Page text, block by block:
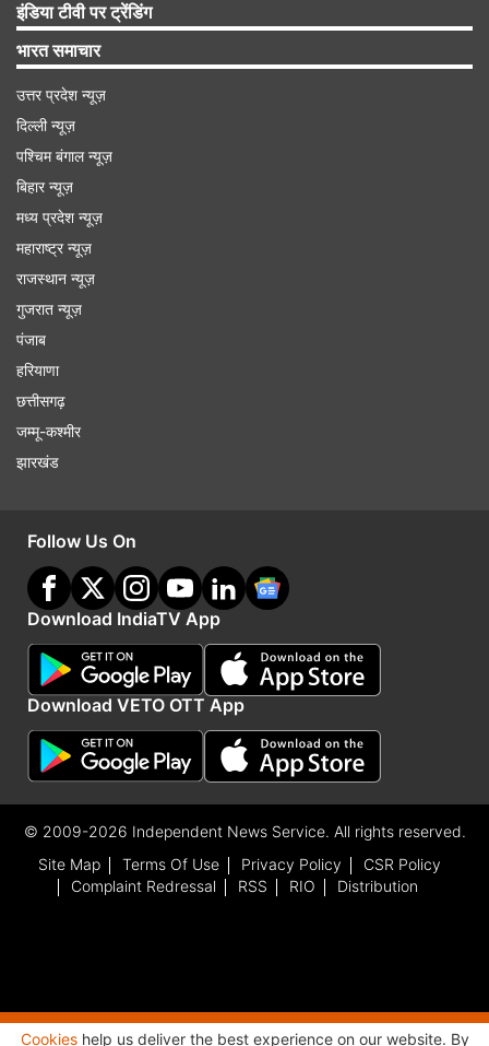
इंडिया टीवी पर ट्रेंडिंग
भारत समाचार
उत्तर प्रदेश न्यूज़
दिल्ली न्यूज़
पश्चिम बंगाल न्यूज़
बिहार न्यूज़
मध्य प्रदेश न्यूज़
महाराष्ट्र न्यूज़
राजस्थान न्यूज़
गुजरात न्यूज़
पंजाब
हरियाणा
छत्तीसगढ़
जम्मू-कश्मीर
झारखंड
Follow Us On
Download IndiaTV App
Download VETO OTT App
© 2009-2026 Independent News Service. All rights reserved.
Site Map
Terms Of Use Privacy Policy
CSR Policy
Complaint Redressal
RSS RIO Distribution
Advertisement
Cookieshelp us deliver the best experience on our website. By